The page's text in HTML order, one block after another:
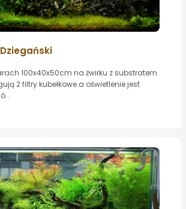
100x40x50cm na żwirku z substratem
2 filtry kubełkowe a oświetlenie jest